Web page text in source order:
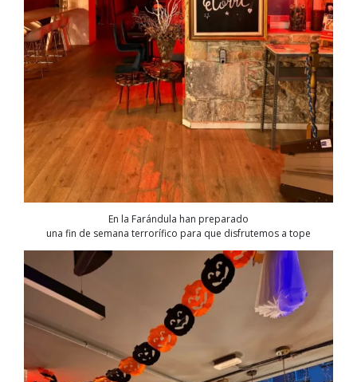
En la Farándula han preparado
una fin de semana terrorífico para que disfrutemos a tope